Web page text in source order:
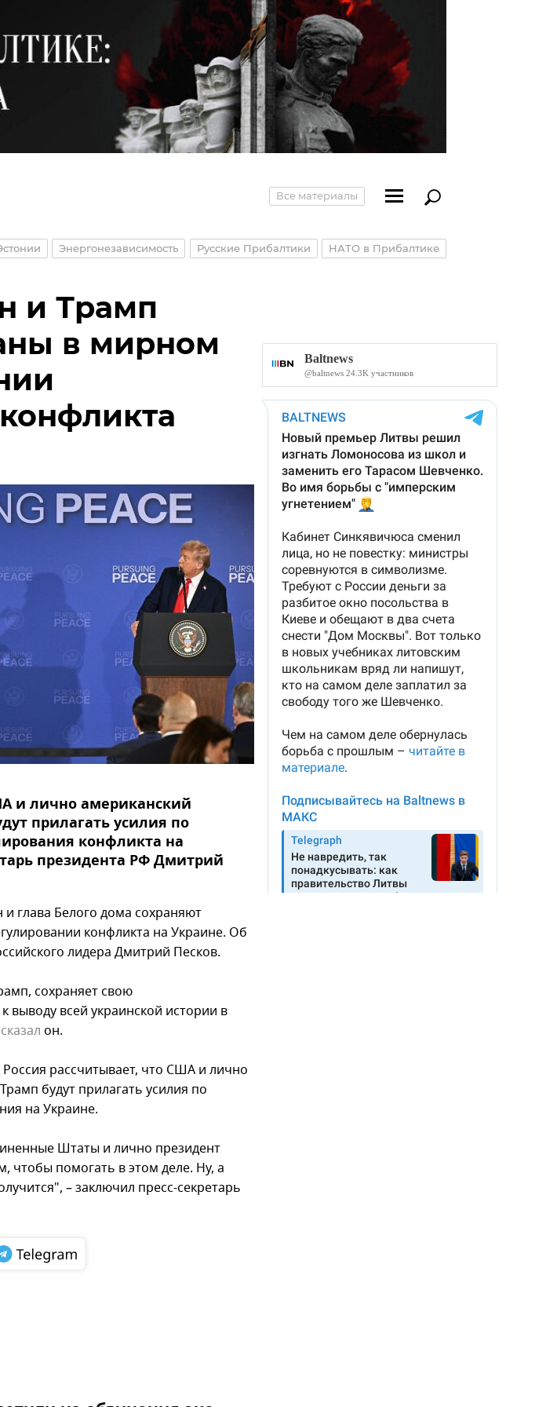
Все материалы
Энергонезависимость Русские Прибалтики НАТО в Прибалтике
и Трамп
в мирном
и лично американский
прилагать усилия по
конфликта на
президента РФ Дмитрий
глава Белого дома сохраняют
конфликта на Украине. Об
лидера Дмитрий Песков.
сохраняет свою
выводу всей украинской истории в
сказал он.
рассчитывает, что США и лично
будут прилагать усилия по
на Украине.
Штаты и лично президент
чтобы помогать в этом деле. Ну, а
– заключил пресс-секретарь